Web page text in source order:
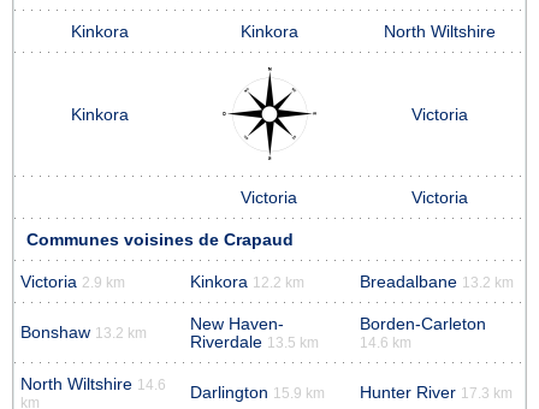
Kinkora Kinkora North Wiltshire
Kinkora Victoria
Victoria Victoria
Communes voisines de Crapaud
Victoria 2.9 km Kinkora 12.2 km Breadalbane 13.2 km
Bonshaw 13.2 km
New Haven-
Riverdale 13.5 km
Borden-Carleton
14.6 km
North Wiltshire 14.6
km
Darlington 15.9 km Hunter River 17.3 km